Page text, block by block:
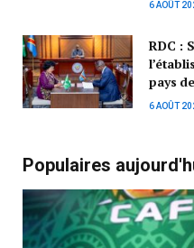
6 AOÛT
RDC :
pays
6 AOÛT
Populaires